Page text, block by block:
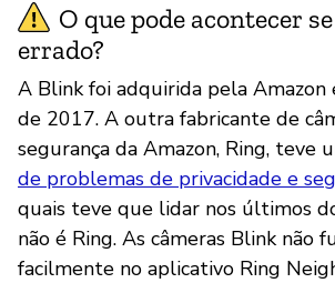
O que pode acontecer
errado?
A Blink foi adquirida pela Amazon
de 2017. A outra fabricante de
segurança da Amazon, Ring, teve
de problemas de privacidade e
quais teve que lidar nos últimos
não é Ring. As câmeras Blink não
facilmente no aplicativo Ring